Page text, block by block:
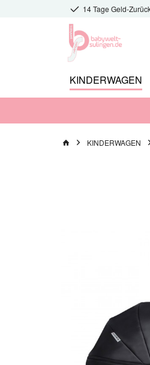
14 Tage Geld-
KINDERWAGEN
KINDERWAGEN